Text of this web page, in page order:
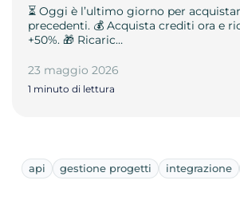
⏳ Oggi è l’ultimo giorno per
precedenti. 💰 Acquista crediti ora e
+50%. 🎁 Ricaric…
23 maggio 2026
1 minuto di lettura
api gestione progetti integrazione